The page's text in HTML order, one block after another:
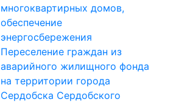
многоквартирных домов,
обеспечение
энергосбережения
Переселение граждан из
аварийного жилищного фонда
на территории города
Сердобска Сердобского